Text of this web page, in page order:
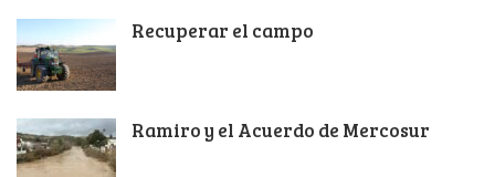
Recuperar el campo
Ramiro y el Acuerdo de Mercosur